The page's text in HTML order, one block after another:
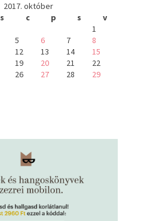
2017. október
s c p s
v
1
5 6 7
8
12 13 14
15
19 20 21
22
26 27 28
29